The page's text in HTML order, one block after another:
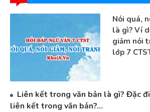
Nói quá,
là gì? Ví
giảm nói
lớp 7
Liên kết trong văn bản là gì? Đặc
liên kết trong văn bản?...